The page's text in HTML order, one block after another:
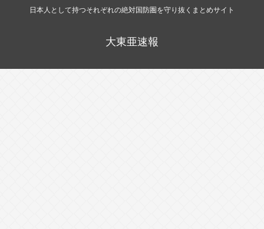
日本人として持つそれぞれの絶対国防圏を守り抜くまとめサイト
大東亜速報